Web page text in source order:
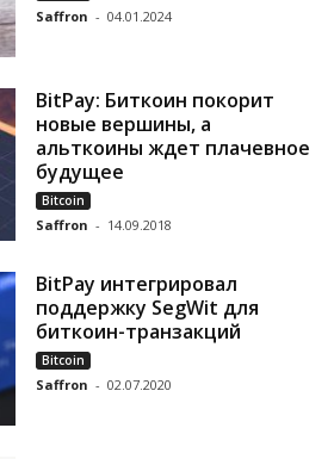
Saffron - 04.01.2024
BitPay: Биткоин покорит
новые вершины, а
альткоины ждет плачевное
будущее
Bitcoin
Saffron - 14.09.2018
BitPay интегрировал
поддержку SegWit для
биткоин-транзакций
Bitcoin
Saffron - 02.07.2020